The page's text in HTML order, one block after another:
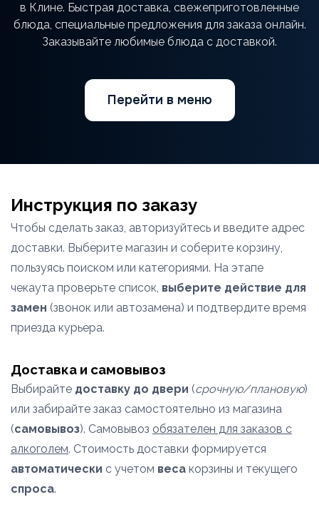
в Клине. Быстрая доставка, свежеприготовленные
блюда, специальные предложения для заказа онлайн.
Заказывайте любимые блюда с доставкой.
Перейти в меню
Инструкция по заказу
Чтобы сделать заказ, авторизуйтесь и введите адрес
доставки. Выберите магазин и соберите корзину,
пользуясь поиском или категориями. На этапе
чекаута проверьте список, выберите действие для
замен (звонок или автозамена) и подтвердите время
приезда курьера.
Доставка и самовывоз
Выбирайте доставку до двери (срочную/плановую)
или забирайте заказ самостоятельно из магазина
(самовывоз). Самовывоз обязателен для заказов с
алкоголем. Стоимость доставки формируется
автоматически с учетом веса корзины и текущего
спроса.